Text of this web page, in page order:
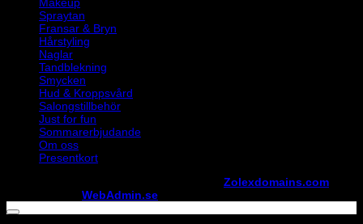
Makeup
Spraytan
Fransar & Bryn
Hårstyling
Naglar
Tandblekning
Smycken
Hud & Kroppsvård
Salongstillbehör
Just for fun
Sommarerbjudande
Om oss
Presentkort
Zolexdomains.com
WebAdmin.se